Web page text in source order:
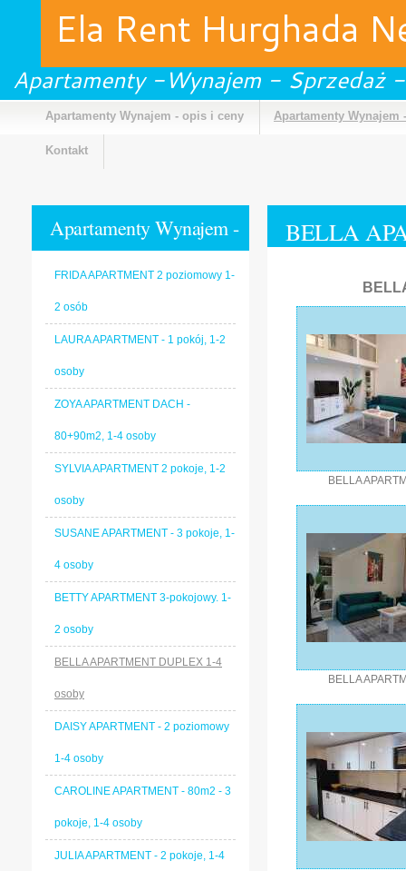
Ela Rent Hurghada
Apartamenty -Wynajem - Sprzedaż
Apartamenty Wynajem - opis i ceny Apartamenty Wynajem
Kontakt
BELLA
BELLA
BELLA
Apartamenty Wynajem -
Galeria
FRIDA APARTMENT 2 poziomowy 1-
2 osób
LAURA APARTMENT - 1 pokój, 1-2
osoby
ZOYA APARTMENT DACH -
80+90m2, 1-4 osoby
SYLVIA APARTMENT 2 pokoje, 1-2
osoby
SUSANE APARTMENT - 3 pokoje, 1-
4 osoby
BETTY APARTMENT 3-pokojowy. 1-
2 osoby
BELLA APARTMENT DUPLEX 1-4
osoby
DAISY APARTMENT - 2 poziomowy
1-4 osoby
CAROLINE APARTMENT - 80m2 - 3
pokoje, 1-4 osoby
JULIA APARTMENT - 2 pokoje, 1-4